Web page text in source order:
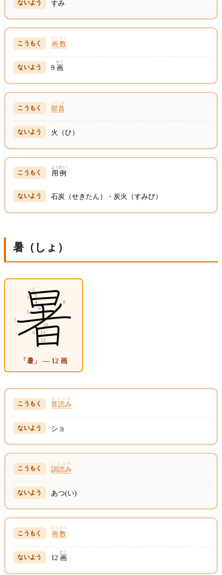
すみ
画数
かくすう
9 画
かく
部首
ぶしゅ
火（ひ）
用例
ようれい
石炭（せきたん）・炭火（すみび）
暑（しょ）
「暑」 — 12 画
音読み
おんよみ
ショ
訓読み
くんよみ
あつ(い)
画数
かくすう
12 画
かく